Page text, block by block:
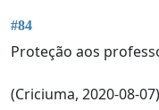
#84
Proteção aos
(Criciuma, 2020-08-07)